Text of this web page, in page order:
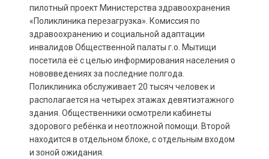
пилотный проект Министерства здравоохранения
«Поликлиника перезагрузка». Комиссия по
здравоохранению и социальной адаптации
инвалидов Общественной палаты г.о. Мытищи
посетила её с целью информирования населения о
нововведениях за последние полгода.
Поликлиника обслуживает 20 тысяч человек и
располагается на четырех этажах девятиэтажного
здания. Общественники осмотрели кабинеты
здорового ребёнка и неотложной помощи. Второй
находится в отдельном блоке, с отдельным входом
и зоной ожидания.